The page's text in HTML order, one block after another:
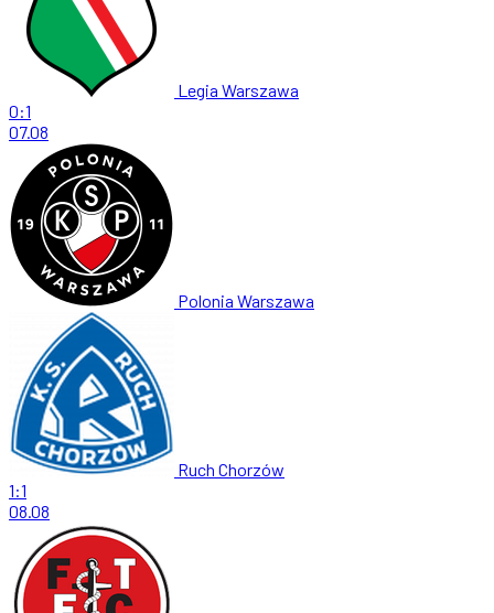
Legia Warszawa
0:1
07.08
Polonia Warszawa
Ruch Chorzów
1:1
08.08